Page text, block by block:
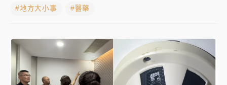
暑假過三周才推「E宿新北打卡趣」！抽獎程序複雜 觀
旅局回應了
中信慈善基金會想增加董事人數！辜仲諒向法院聲請遭
#地方大小事 #醫藥